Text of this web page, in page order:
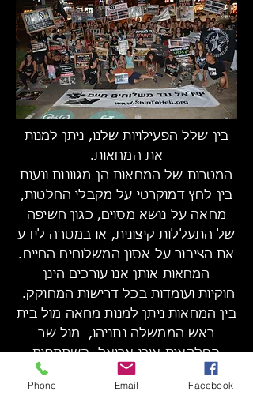
בין שלל הפעילויות שלנו, ניתן למנות
את המחאות.
המטרות של המחאות הן מגוונות ונעות
בין לחץ דמוקרטי על מקבלי החלטות,
מחאה על נושא מסוים, כגון חשיפה
של התעללות קיצונית, או במטרה לידע
את הציבור על אסון המשלוחים החיים.
המחאות אותן אנו עורכים הינן
חוקיותועומדות בכל דרישות המחוקק.
בין המחאות ניתן למנות מחאה מול בית
ראש הממשלה נתניהו, מול שר
החלקאות אורי אריאל, השתתפות
בימים בינלאומיים נגד משלוחים חיים,
מחאות מול שגרירויות של מדינות
Phone Email Facebook